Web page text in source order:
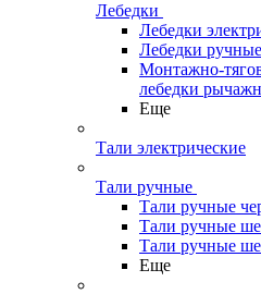
Лебедки
Лебедки
Лебедки
Монтажно-
лебедки
Еще
Тали электрические
Тали ручные
Тали ручные
Тали ручные
Тали ручные
Еще